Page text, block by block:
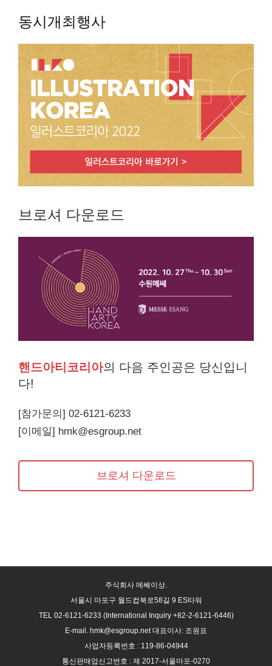
동시개최행사
브로셔 다운로드
핸드아티코리아의 다음 주인공은 당신입니
다!
[참가문의] 02-6121-6233
[이메일] hmk@esgroup.net
브로셔 다운로드
주식회사 메쎄이상.
서울시 마포구 월드컵북로58길 9 ES타워
TEL 02-6121-6233 (International Inquiry +82-2-6121-6446)
E-mail. hmk@esgroup.net 대표이사: 조원표
사업자등록번호 : 119-86-04944
통신판매업신고번호 : 제 2017-서울마포-0270